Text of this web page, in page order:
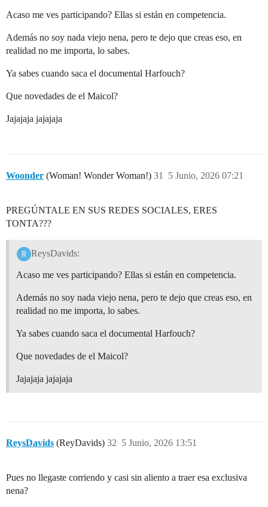
Acaso me ves participando? Ellas si están en competencia.
Además no soy nada viejo nena, pero te dejo que creas eso, en
realidad no me importa, lo sabes.
Ya sabes cuando saca el documental Harfouch?
Que novedades de el Maicol?
Jajajaja jajajaja
Woonder (Woman! Wonder Woman!) 5 Junio, 2026 07:21
31
PREGÚNTALE EN SUS REDES SOCIALES, ERES
TONTA???
ReysDavids:
Acaso me ves participando? Ellas si están en competencia.
Además no soy nada viejo nena, pero te dejo que creas eso, en
realidad no me importa, lo sabes.
Ya sabes cuando saca el documental Harfouch?
Que novedades de el Maicol?
Jajajaja jajajaja
ReysDavids (ReyDavids) 5 Junio, 2026 13:51
32
Pues no llegaste corriendo y casi sin aliento a traer esa exclusiva
nena?